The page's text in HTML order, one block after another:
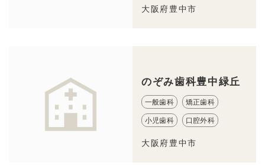
大阪府豊中市
のぞみ歯科豊中緑丘
一般歯科 矯正歯科
小児歯科 口腔外科
大阪府豊中市